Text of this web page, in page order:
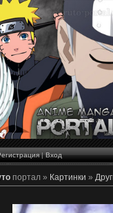
|Вход
портал » Картинки »